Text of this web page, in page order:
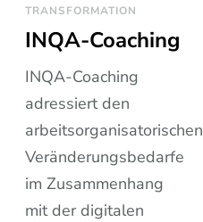
TRANSFORMATION
INQA-Coaching
INQA-Coaching
adressiert den
arbeitsorganisatorischen
Veränderungsbedarfe
im Zusammenhang
mit der digitalen